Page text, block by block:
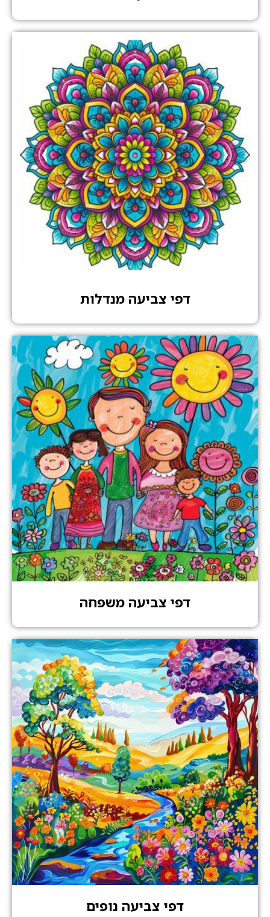
דפי צביעה מנדלות
דפי צביעה משפחה
דפי צביעה נופים